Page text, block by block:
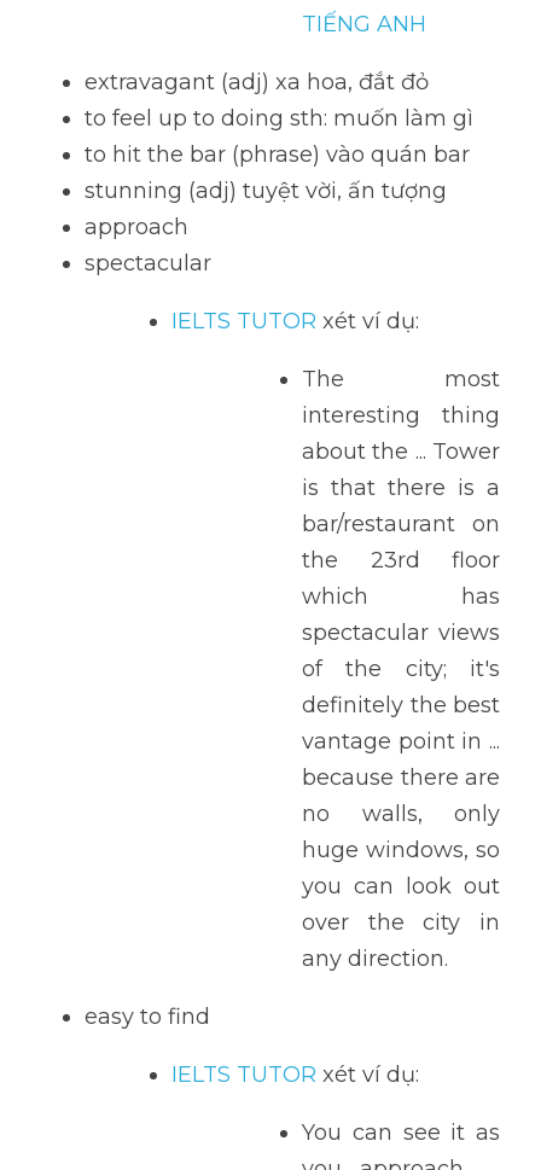
TIẾNG ANH
extravagant (adj) xa hoa, đắt đỏ
to feel up to doing sth: muốn làm gì
to hit the bar (phrase) vào quán bar
stunning (adj) tuyệt vời, ấn tượng
approach
spectacular
IELTS TUTOR xét ví dụ:
The most
interesting thing
about the ... Tower
is that there is a
bar/restaurant on
the 23rd floor
which has
spectacular views
of the city; it's
definitely the best
vantage point in ...
because there are
no walls, only
huge windows, so
you can look out
over the city in
any direction.
easy to find
IELTS TUTOR xét ví dụ:
You can see it as